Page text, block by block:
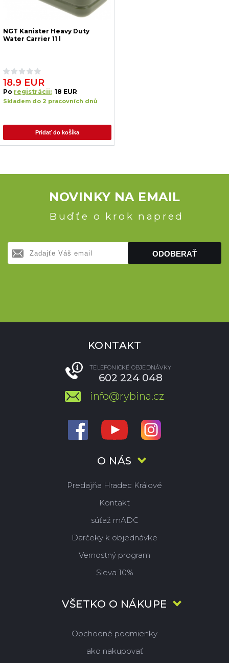
NGT Kanister Heavy Duty
Water Carrier 11 l
18.9 EUR
Po registrácii: 18 EUR
Skladem do 2 pracovních dnů
Pridať do košíka
NOVINKY NA EMAIL
Buďťe o krok napred
ODOBERAŤ
O NÁS
Predajňa Hradec Králové
Kontakt
súťaž mADC
Darčeky k objednávke
Vernostný program
Sleva 10%
VŠETKO O NÁKUPE
Obchodné podmienky
ako nakupovať
KONTAKT
TELEFONICKÉ OBJEDNÁVKY
602 224 048
info@rybina.cz